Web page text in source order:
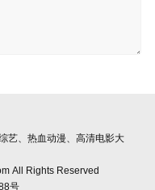
艺、热血动漫、高清电影大
All Rights Reserved
号